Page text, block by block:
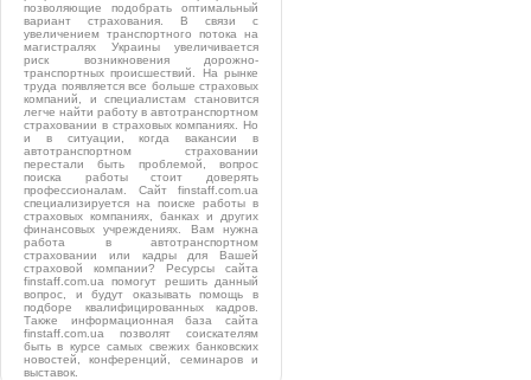
позволяющие подобрать оптимальный
вариант страхования. В связи с
увеличением транспортного потока на
магистралях Украины увеличивается
риск возникновения дорожно-
транспортных происшествий. На рынке
труда появляется все больше страховых
компаний, и специалистам становится
легче найти работу в автотранспортном
страховании в страховых компаниях. Но
и в ситуации, когда вакансии в
автотранспортном страховании
перестали быть проблемой, вопрос
поиска работы стоит доверять
профессионалам. Сайт finstaff.com.ua
специализируется на поиске работы в
страховых компаниях, банках и других
финансовых учреждениях. Вам нужна
работа в автотранспортном
страховании или кадры для Вашей
страховой компании? Ресурсы сайта
finstaff.com.ua помогут решить данный
вопрос, и будут оказывать помощь в
подборе квалифицированных кадров.
Также информационная база сайта
finstaff.com.ua позволят соискателям
быть в курсе самых свежих банковских
новостей, конференций, семинаров и
выставок.